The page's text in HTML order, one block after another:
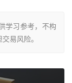
学习参考，不构
易风险。